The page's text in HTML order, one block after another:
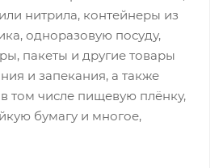
нитрила, контейнеры из
одноразовую посуду,
пакеты и другие товары
и запекания, а также
том числе пищевую плёнку,
бумагу и многое,